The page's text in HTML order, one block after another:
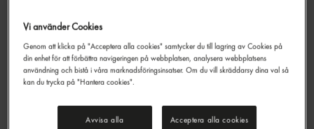
Goudaost Block 28%
Frau Antjeca: 15kg
39,90 kr/kg
Jmf.pris : 39,90 kr /kg
7715
Vi använder Cookies
Genom att klicka på "Acceptera alla cookies" samtycker du till lagring av Cookies på
din enhet för att förbättra navigeringen på webbplatsen, analysera webbplatsens
användning och bistå i våra marknadsföringsinsatser. Om du vill skräddarsy dina val så
kan du trycka på "Hantera cookies".
Avvisa alla Acceptera alla cookies